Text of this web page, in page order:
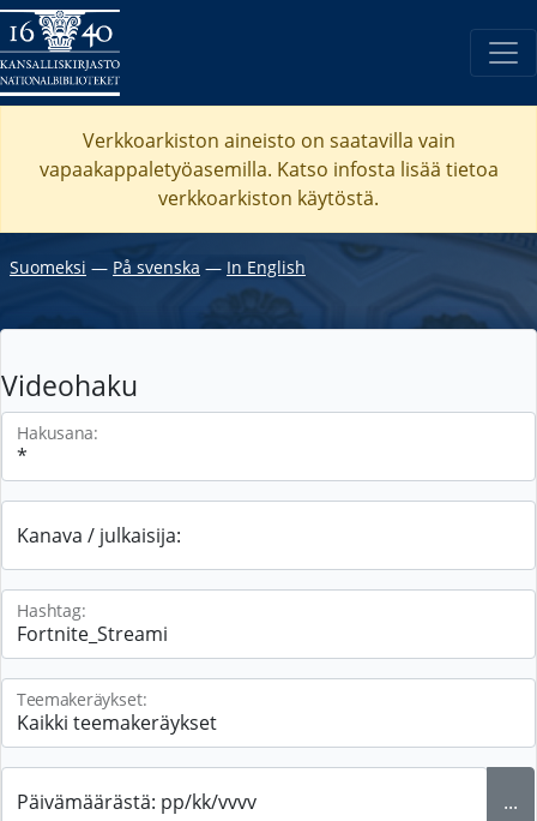
Verkkoarkiston aineisto on saatavilla vain
vapaakappaletyöasemilla. Katso infosta lisää tietoa
verkkoarkiston käytöstä.
Suomeksi ― På svenska ― In English
Videohaku
Hakusana:
Kanava / julkaisija:
Hashtag:
Teemakeräykset:
Päivämäärästä: pp/kk/vvvv ...